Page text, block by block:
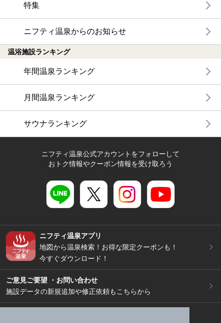
特集
ニフティ温泉からのお知らせ
温浴施設ランキング
年間温泉ランキング
月間温泉ランキング
サウナランキング
ニフティ温泉公式アカウントをフォローして
おトク情報やクーポン情報を受け取ろう
ニフティ温泉アプリ
地図から温泉検索！お得な限定クーポンも！
今すぐダウンロード！
ご意見ご要望 ・お問い合わせ
施設データの新規追加や修正依頼もこちらから